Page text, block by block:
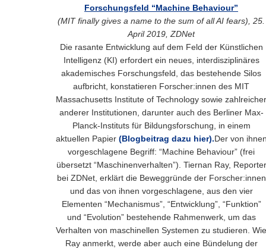
Forschungsfeld “Machine Behaviour”
(MIT finally gives a name to the sum of all AI fears), 25.
April 2019, ZDNet
Die rasante Entwicklung auf dem Feld der Künstlichen
Intelligenz (KI) erfordert ein neues, interdisziplinäres
akademisches Forschungsfeld, das bestehende Silos
aufbricht, konstatieren Forscher:innen des MIT
Massachusetts Institute of Technology sowie zahlreicher
anderer Institutionen, darunter auch des Berliner Max-
Planck-Instituts für Bildungsforschung, in einem
aktuellen Papier (Blogbeitrag dazu hier).Der von
vorgeschlagene Begriff: “Machine Behaviour” (frei
übersetzt “Maschinenverhalten”). Tiernan Ray, Reporter
bei ZDNet, erklärt die Beweggründe der Forscher:innen
und das von ihnen vorgeschlagene, aus den vier
Elementen “Mechanismus”, “Entwicklung”, “Funktion”
und “Evolution” bestehende Rahmenwerk, um das
Verhalten von maschinellen Systemen zu studieren. Wie
Ray anmerkt, werde aber auch eine Bündelung der